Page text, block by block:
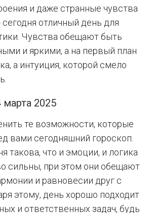
и даже странные чувства
отличный день для
Чувства обещают быть
и яркими, а на первый план
а интуиция, которой смело
марта 2025
те возможности, которые
вами сегодняшний гороскоп.
такова, что и эмоции, и логика
сильны, при этом они обещают
и равновесии друг с
этому, день хорошо подходит
и ответственных задач, будь